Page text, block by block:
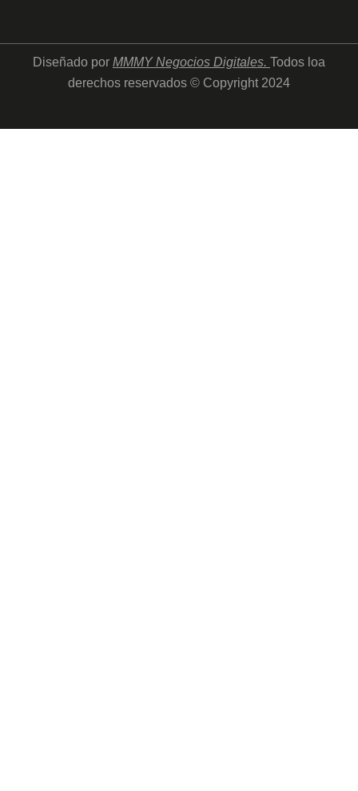
Diseñado por MMMY Negocios Digitales. Todos loa
derechos reservados © Copyright 2024